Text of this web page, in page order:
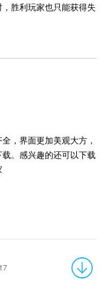
胜利玩家也只能获得失
，界面更加美观大方，
。感兴趣的还可以下载